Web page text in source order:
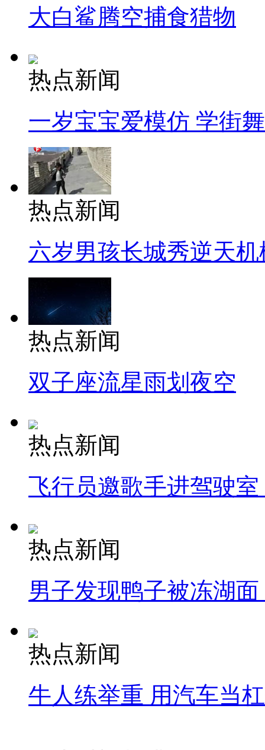
大白鲨腾空捕食猎物
热点新闻
一岁宝宝爱模仿 学街
热点新闻
六岁男孩长城秀逆天机
热点新闻
双子座流星雨划夜空
热点新闻
飞行员邀歌手进驾驶
热点新闻
男子发现鸭子被冻湖
热点新闻
牛人练举重 用汽车当